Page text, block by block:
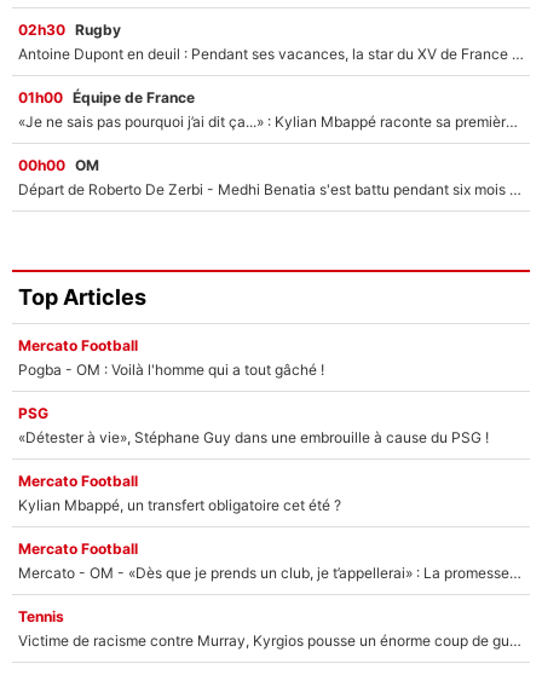
02h30 Rugby
Antoine Dupont en deuil : Pendant ses vacances, la star du XV de France a perdu sa grand-mère
01h00 Équipe de France
«Je ne sais pas pourquoi j’ai dit ça...» : Kylian Mbappé raconte sa première rencontre avec Zinédine Zidane (et c’est très drôle)
00h00 OM
Départ de Roberto De Zerbi - Medhi Benatia s'est battu pendant six mois pour le retenir à l'OM, le PSG a été le naufrage de trop : «Je pars avec toi»
Top Articles
Mercato Football
Pogba - OM : Voilà l'homme qui a tout gâché !
PSG
«Détester à vie», Stéphane Guy dans une embrouille à cause du PSG !
Mercato Football
Kylian Mbappé, un transfert obligatoire cet été ?
Mercato Football
Mercato - OM - «Dès que je prends un club, je t’appellerai» : La promesse de Marcelino au moment de claquer la porte
Tennis
Victime de racisme contre Murray, Kyrgios pousse un énorme coup de gueule !